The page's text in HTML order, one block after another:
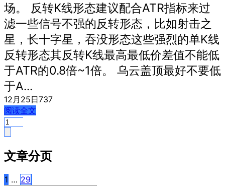
场。 反转K线形态建议配合ATR指标来过
滤一些信号不强的反转形态，比如射击之
星，长十字星​，吞没形态这些强烈的单K线
反转形态其反转K线最高最低价差值不能低
于ATR的0.8倍~1倍。 乌云盖顶最好不要低
于A...
12月25日737
阅读全文
文章分页
1 … 29